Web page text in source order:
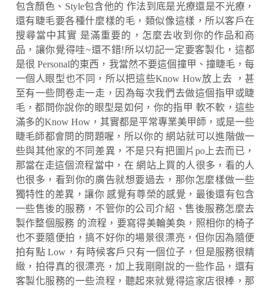
包含顏色、Style包含他的 作法到底是光療還是不光療，
還有睫毛要各種什麼樣的毛，類似像這樣，所以客戶在
搜尋當中其實 是滿重要的，怎麼去收到你的作品和商
品，讓你覺得哇~還不錯!所以切記一定要客製化，這都
是很 Personal的東西，我當然不要這個撞甲、撞睫毛，每
一個人眼型也不同，所以把這些Know How放上去 ，甚
至有一些問卷走一走，因為每次我們去做這個指甲或睫
毛，都問你說你的眼型是如何，你的指甲 軟不軟，這些
滿多的Know How，其實都是平常專業美甲師，或是一些
睫毛師都會問的問題喔，所以你的 網站就可以進階做一
些與其他家的不同差異，不是只有把圖片po上去而已，
那當在走這個流程當中，在 網站上買的人很多，看的人
也很多，看到你的廣告就想要過去，那你怎麼樣做一些
獨特性的差異，讓你 感覺有尊榮的感覺，最後還有包含
一些售後的服務，不管你的公司介紹、售後服務怎麼去
製作整個服務 的流程，要寫得美輪美奐，照相你的椅子
也不要隨便拍，搞不好你的場景很漂亮，但你因為隨便
拍有點 Low，有時候客戶只有一個位子，但是服務很精
緻，拍得真的很漂亮，加上我剛剛說的一些作品，還有
客製化服務的一些流程，聽起來就覺得這家店很棒，那